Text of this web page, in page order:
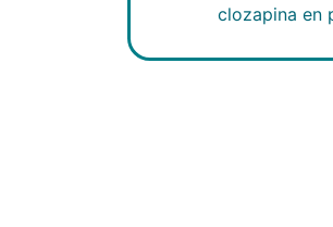
clozapina en